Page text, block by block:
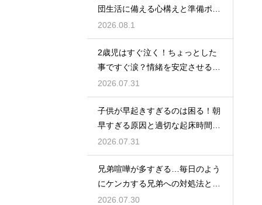
団生活に備える心構えと準備ポイ
ントを紹介
2026.08.1
2歳児はすぐ泣く！ちょっとした
事ですぐ涙？情緒を安定させる関
わり方
2026.07.31
子供が早起きすぎるのは困る！朝
早すぎる原因と適切な起床時間へ
の調整法
2026.07.31
兄弟喧嘩が多すぎる…毎日のよう
にケンカする兄弟への対処法と仲
直りさせるコツ
2026.07.30